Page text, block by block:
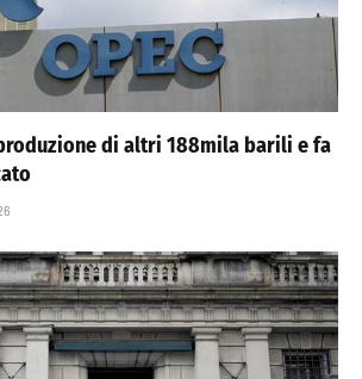
di altri 188mila barili e fa